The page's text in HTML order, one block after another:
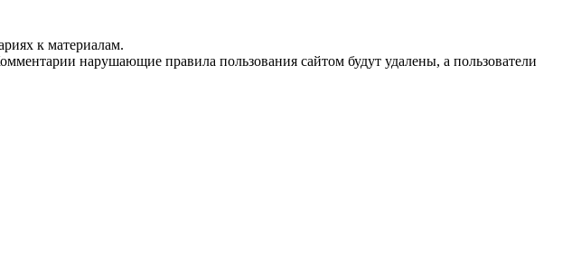
к материалам.
нарушающие правила пользования сайтом будут удалены, а пользователи